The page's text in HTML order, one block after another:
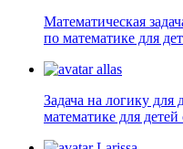
Математическая
по математике для
allas
Задача на логику для
математике для детей